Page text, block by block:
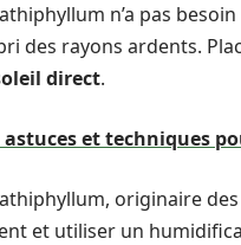
n’a pas
des rayons ardents.
direct.
astuces et techniques
originaire
et utiliser un